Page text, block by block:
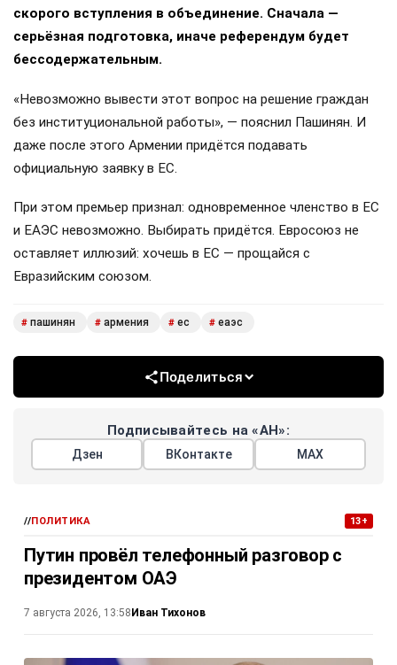
скорого вступления в объединение. Сначала —
серьёзная подготовка, иначе референдум будет
бессодержательным.
«Невозможно вывести этот вопрос на решение граждан
без институциональной работы», — пояснил Пашинян. И
даже после этого Армении придётся подавать
официальную заявку в ЕС.
При этом премьер признал: одновременное членство в ЕС
и ЕАЭС невозможно. Выбирать придётся. Евросоюз не
оставляет иллюзий: хочешь в ЕС — прощайся с
Евразийским союзом.
# пашинян # армения # ес # еаэс
Поделиться
Подписывайтесь на «АН»:
Дзен ВКонтакте МАХ
//ПОЛИТИКА 13+
Путин провёл телефонный разговор с
президентом ОАЭ
7 августа 2026, 13:58Иван Тихонов